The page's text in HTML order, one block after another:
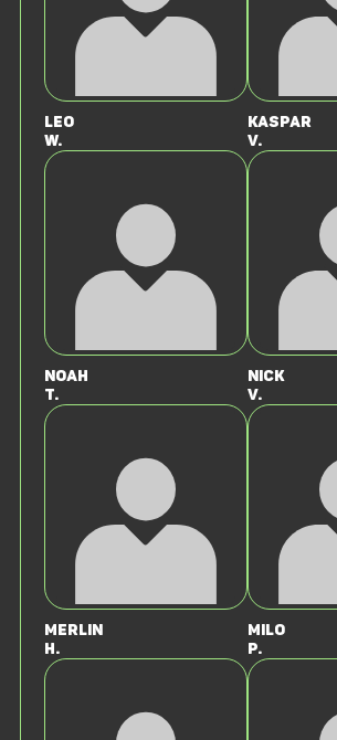
Leo
W.
Kaspar
v.
Noah
T.
Nick
V.
Merlin
H.
Milo
P.